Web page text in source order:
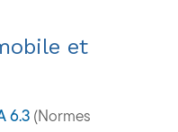
et
6.3 (Normes